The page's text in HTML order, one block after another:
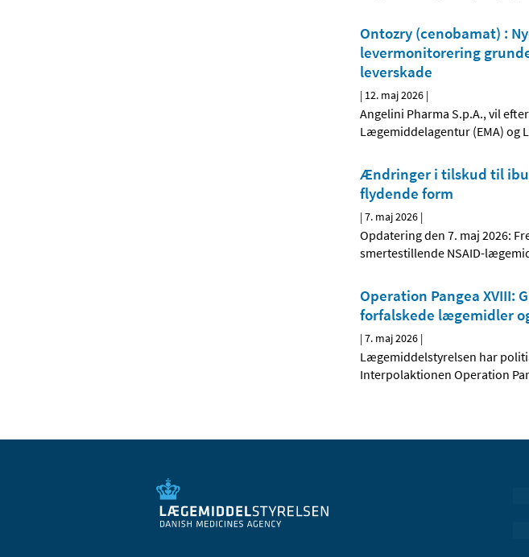
Ontozry (cenobamat) :
levermonitorering
leverskade
| 12. maj 2026 |
Angelini Pharma S.p.A., vil
Lægemiddelagentur (EMA) og
Ændringer i tilskud til
flydende form
|7. maj 2026 |
Opdatering den 7. maj 2026:
smertestillende NSAID-
Operation Pangea XVIII:
forfalskede lægemidler
|7. maj 2026 |
Lægemiddelstyrelsen har
Interpolaktionen Operation